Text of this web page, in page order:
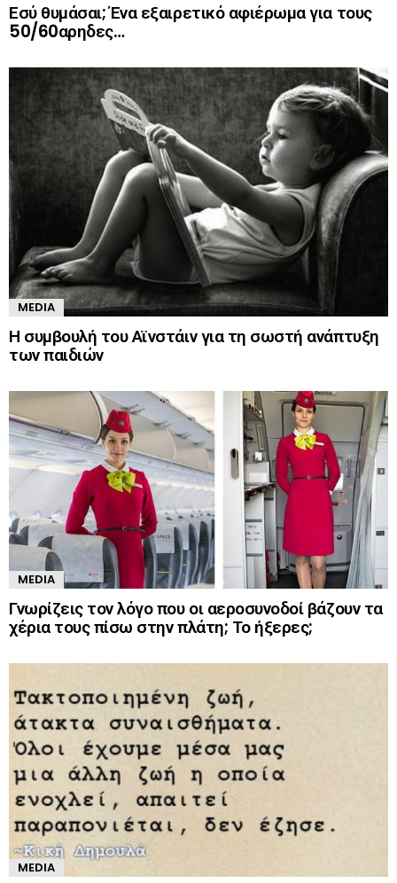
Εσύ θυμάσαι; Ένα εξαιρετικό αφιέρωμα για τους
50/60αρηδες…
MEDIA
Η συμβουλή του Αϊνστάιν για τη σωστή ανάπτυξη
των παιδιών
MEDIA
Γνωρίζεις τον λόγο που οι αεροσυνοδοί βάζουν τα
χέρια τους πίσω στην πλάτη; Το ήξερες;
MEDIA